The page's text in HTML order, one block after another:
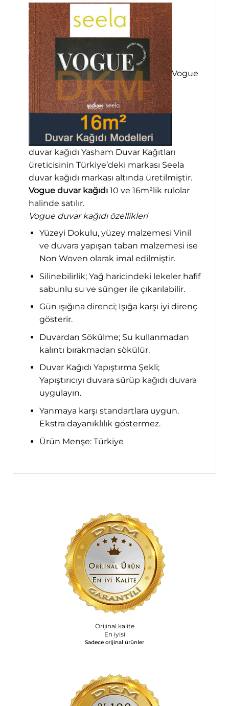
Vogue
duvar kağıdı Yasham Duvar Kağıtları
üreticisinin Türkiye’deki markası Seela
duvar kağıdı markası altında üretilmiştir.
Vogue duvar kağıdı 10 ve 16m²lik rulolar
halinde satılır.
Vogue duvar kağıdı özellikleri
Yüzeyi Dokulu, yüzey malzemesi Vinil
ve duvara yapışan taban malzemesi ise
Non Woven olarak imal edilmiştir.
Silinebilirlik; Yağ haricindeki lekeler hafif
sabunlu su ve sünger ile çıkarılabilir.
Gün ışığına direnci; Işığa karşı iyi direnç
gösterir.
Duvardan Sökülme; Su kullanmadan
kalıntı bırakmadan sökülür.
Duvar Kağıdı Yapıştırma Şekli;
Yapıştırıcıyı duvara sürüp kağıdı duvara
uygulayın.
Yanmaya karşı standartlara uygun.
Ekstra dayanıklılık göstermez.
Ürün Menşe: Türkiye
Orijinal kalite
En iyisi
Sadece orijinal ürünler